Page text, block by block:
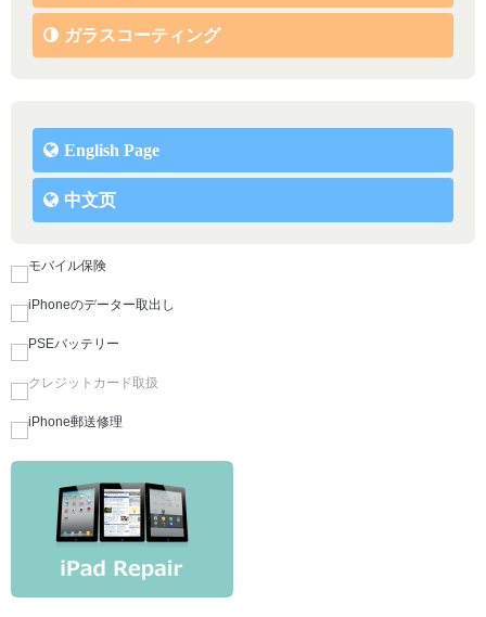
ガラスコーティング
English Page
中文页